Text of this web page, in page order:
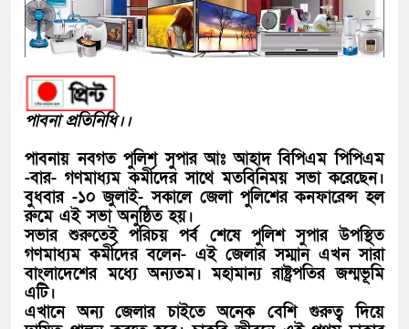
পাবনা প্রতিনিধি।।
পাবনায় নবগত পুলিশ সুপার আঃ আহাদ বিপিএম পিপিএম
-বার- গণমাধ্যম কর্মীদের সাথে মতবিনিময় সভা করেছেন।
বুধবার -১০ জুলাই- সকালে জেলা পুলিশের কনফারেন্স হল
রুমে এই সভা অনুষ্ঠিত হয়।
সভার শুরুতেই পরিচয় পর্ব শেষে পুলিশ সুপার উপস্থিত
গণমাধ্যম কর্মীদের বলেন- এই জেলার সম্মান এখন সারা
বাংলাদেশের মধ্যে অন্যতম। মহামান্য রাষ্ট্রপতির জন্মভূমি
এটি।
এখানে অন্য জেলার চাইতে অনেক বেশি গুরুত্ব দিয়ে